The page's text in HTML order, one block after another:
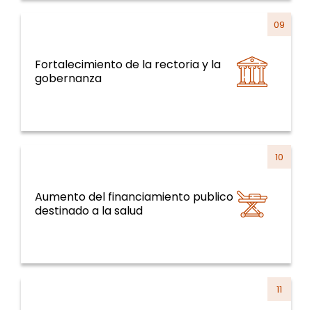
Fortalecimiento de la rectoria y la
gobernanza
09
Sistemas y servicios de salud y curso de la
Aumento del financiamiento publico
destinado a la salud
10
Sistemas y servicios de salud y curso de la
vida
11